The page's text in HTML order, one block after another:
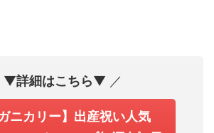
▼詳細はこちら▼ ／
ニカリー】出産祝い人気